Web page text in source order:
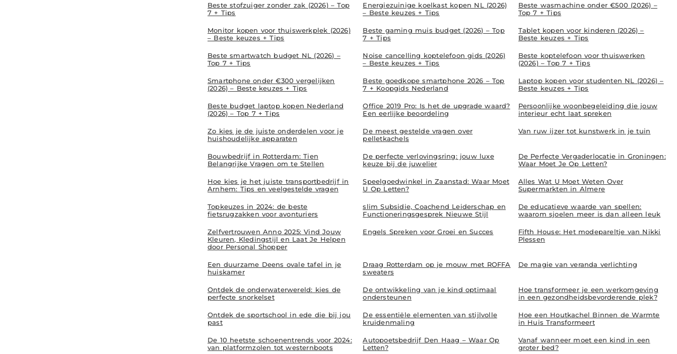
Beste stofzuiger zonder zak (2026) – Top
7 + Tips
Energiezuinige koelkast kopen NL (2026)
– Beste keuzes + Tips
Beste wasmachine onder €500 (2026) –
Top 7 + Tips
Monitor kopen voor thuiswerkplek (2026)
– Beste keuzes + Tips
Beste gaming muis budget (2026) – Top
7 + Tips
Tablet kopen voor kinderen (2026) –
Beste keuzes + Tips
Beste smartwatch budget NL (2026) –
Top 7 + Tips
Noise cancelling koptelefoon gids (2026)
– Beste keuzes + Tips
Beste koptelefoon voor thuiswerken
(2026) – Top 7 + Tips
Smartphone onder €300 vergelijken
(2026) – Beste keuzes + Tips
Beste goedkope smartphone 2026 – Top
7 + Koopgids Nederland
Laptop kopen voor studenten NL (2026) –
Beste keuzes + Tips
Beste budget laptop kopen Nederland
(2026) – Top 7 + Tips
Office 2019 Pro: Is het de upgrade waard?
Een eerlijke beoordeling
Persoonlijke woonbegeleiding die jouw
interieur echt laat spreken
Zo kies je de juiste onderdelen voor je
huishoudelijke apparaten
De meest gestelde vragen over
pelletkachels
Van ruw ijzer tot kunstwerk in je tuin
Bouwbedrijf in Rotterdam: Tien
Belangrijke Vragen om te Stellen
De perfecte verlovingsring: jouw luxe
keuze bij de juwelier
De Perfecte Vergaderlocatie in Groningen:
Waar Moet Je Op Letten?
Hoe kies je het juiste transportbedrijf in
Arnhem: Tips en veelgestelde vragen
Speelgoedwinkel in Zaanstad: Waar Moet
U Op Letten?
Alles Wat U Moet Weten Over
Supermarkten in Almere
Topkeuzes in 2024: de beste
fietsrugzakken voor avonturiers
slim Subsidie, Coachend Leiderschap en
Functioneringsgesprek Nieuwe Stijl
De educatieve waarde van spellen:
waarom sjoelen meer is dan alleen leuk
Zelfvertrouwen Anno 2025: Vind Jouw
Kleuren, Kledingstijl en Laat Je Helpen
door Personal Shopper
Engels Spreken voor Groei en Succes
Fifth House: Het modepareltje van Nikki
Plessen
Een duurzame Deens ovale tafel in je
huiskamer
Draag Rotterdam op je mouw met ROFFA
sweaters
De magie van veranda verlichting
Ontdek de onderwaterwereld: kies de
perfecte snorkelset
De ontwikkeling van je kind optimaal
ondersteunen
Hoe transformeer je een werkomgeving
in een gezondheidsbevorderende plek?
Ontdek de sportschool in ede die bij jou
past
De essentiële elementen van stijlvolle
kruidenmaling
Hoe een Houtkachel Binnen de Warmte
in Huis Transformeert
De 10 heetste schoenentrends voor 2024:
van platformzolen tot westernboots
Autopoetsbedrijf Den Haag – Waar Op
Letten?
Vanaf wanneer moet een kind in een
groter bed?